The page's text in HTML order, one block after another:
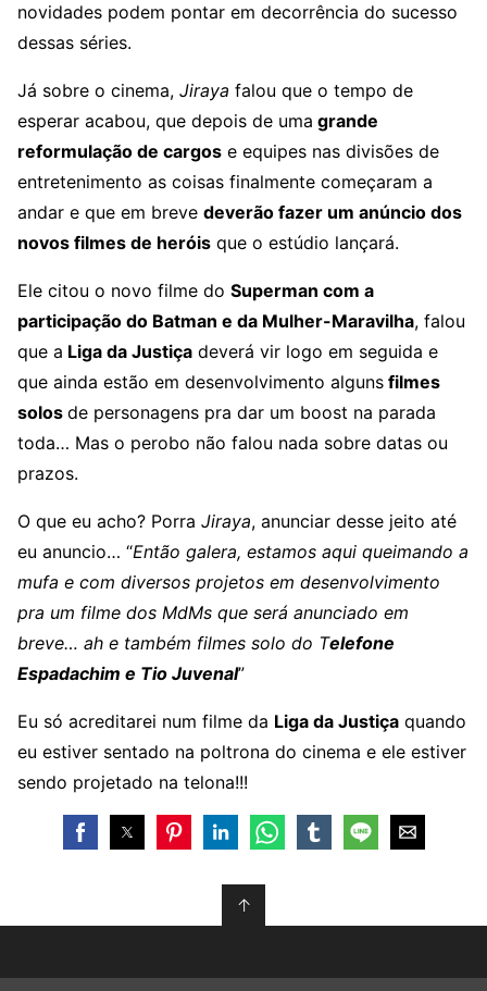
novidades podem pontar em decorrência do sucesso
dessas séries.
Já sobre o cinema, Jiraya falou que o tempo de
esperar acabou, que depois de uma grande
reformulação de cargos e equipes nas divisões de
entretenimento as coisas finalmente começaram a
andar e que em breve deverão fazer um anúncio dos
novos filmes de heróis que o estúdio lançará.
Ele citou o novo filme do Superman com a
participação do Batman e da Mulher-Maravilha, falou
que a Liga da Justiça deverá vir logo em seguida e
que ainda estão em desenvolvimento alguns filmes
solos de personagens pra dar um boost na parada
toda… Mas o perobo não falou nada sobre datas ou
prazos.
O que eu acho? Porra Jiraya, anunciar desse jeito até
eu anuncio… “Então galera, estamos aqui queimando a
mufa e com diversos projetos em desenvolvimento
pra um filme dos MdMs que será anunciado em
breve… ah e também filmes solo do Telefone
Espadachim e Tio Juvenal”
Eu só acreditarei num filme da Liga da Justiça quando
eu estiver sentado na poltrona do cinema e ele estiver
sendo projetado na telona!!!
↑